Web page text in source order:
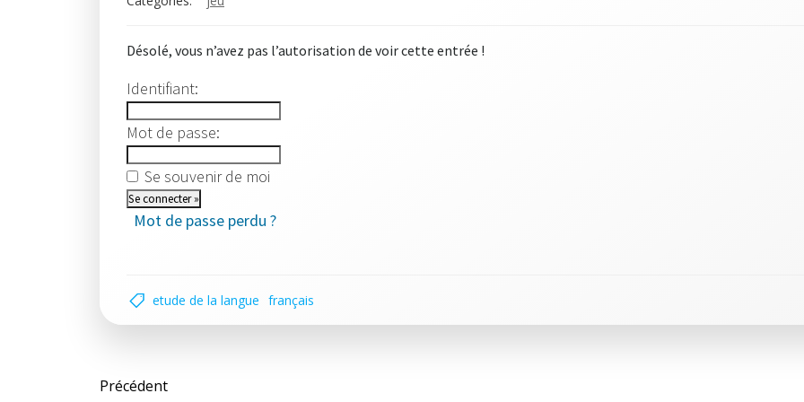
Désolé, vous n’avez pas l’autorisation de voir cette entrée !
Identifiant:
Mot de passe:
Se souvenir de moi
Mot de passe perdu ?
etude de la langue français
Post
Précédent